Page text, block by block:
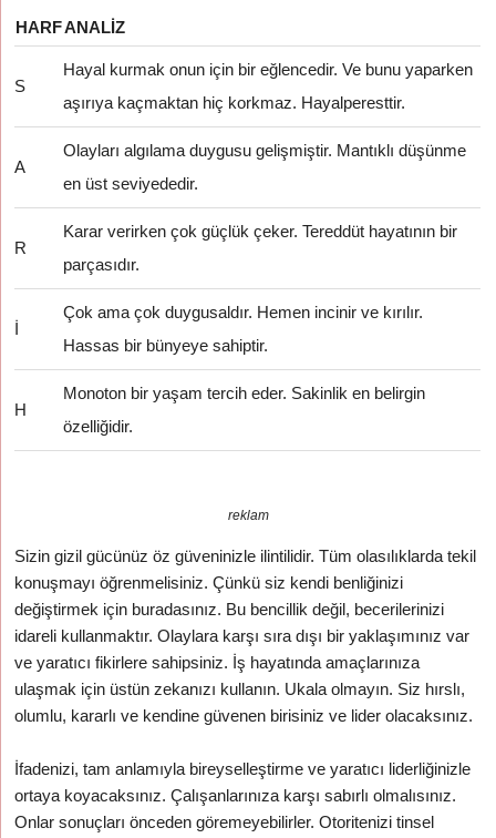
HARFANALIZ
S
Hayal kurmak onun için bir eğlencedir. Ve bunu yaparken
aşırıya kaçmaktan hiç korkmaz. Hayalperesttir.
A
Olayları algılama duygusu gelişmiştir. Mantıklı düşünme
en üst seviyededir.
R
Karar verirken çok güçlük çeker. Tereddüt hayatının bir
parçasıdır.
İ
Çok ama çok duygusaldır. Hemen incinir ve kırılır.
Hassas bir bünyeye sahiptir.
H
Monoton bir yaşam tercih eder. Sakinlik en belirgin
özelliğidir.
reklam
Sizin gizil gücünüz öz güveninizle ilintilidir. Tüm olasılıklarda tekil
konuşmayı öğrenmelisiniz. Çünkü siz kendi benliğinizi
değiştirmek için buradasınız. Bu bencillik değil, becerilerinizi
idareli kullanmaktır. Olaylara karşı sıra dışı bir yaklaşımınız var
ve yaratıcı fikirlere sahipsiniz. İş hayatında amaçlarınıza
ulaşmak için üstün zekanızı kullanın. Ukala olmayın. Siz hırslı,
olumlu, kararlı ve kendine güvenen birisiniz ve lider olacaksınız.
İfadenizi, tam anlamıyla bireyselleştirme ve yaratıcı liderliğinizle
ortaya koyacaksınız. Çalışanlarınıza karşı sabırlı olmalısınız.
Onlar sonuçları önceden göremeyebilirler. Otoritenizi tinsel